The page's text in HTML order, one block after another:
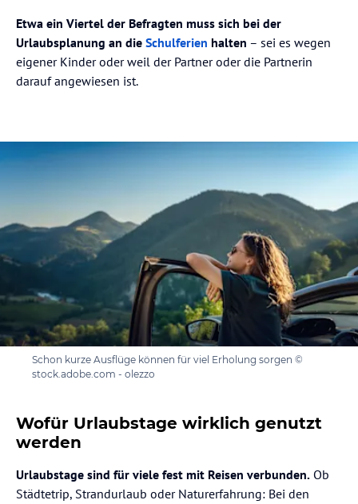
Etwa ein Viertel der Befragten muss sich bei der
Urlaubsplanung an die Schulferien halten – sei es wegen
eigener Kinder oder weil der Partner oder die Partnerin
darauf angewiesen ist.
Schon kurze Ausflüge können für viel Erholung sorgen ©
stock.adobe.com - olezzo
Wofür Urlaubstage wirklich genutzt
werden
Urlaubstage sind für viele fest mit Reisen verbunden. Ob
Städtetrip, Strandurlaub oder Naturerfahrung: Bei den